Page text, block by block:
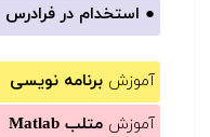
● استخدام در فرادرس
آموزش برنامه نویسی
آموزش متلب Matlab